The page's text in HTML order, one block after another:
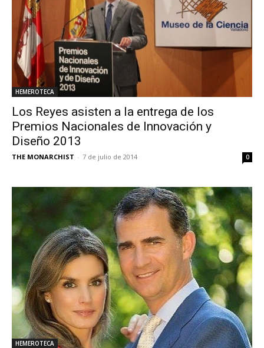
HEMEROTECA
Los Reyes asisten a la entrega de los
Premios Nacionales de Innovación y
Diseño 2013
THE MONARCHIST - 7 de julio de 2014 0
HEMEROTECA